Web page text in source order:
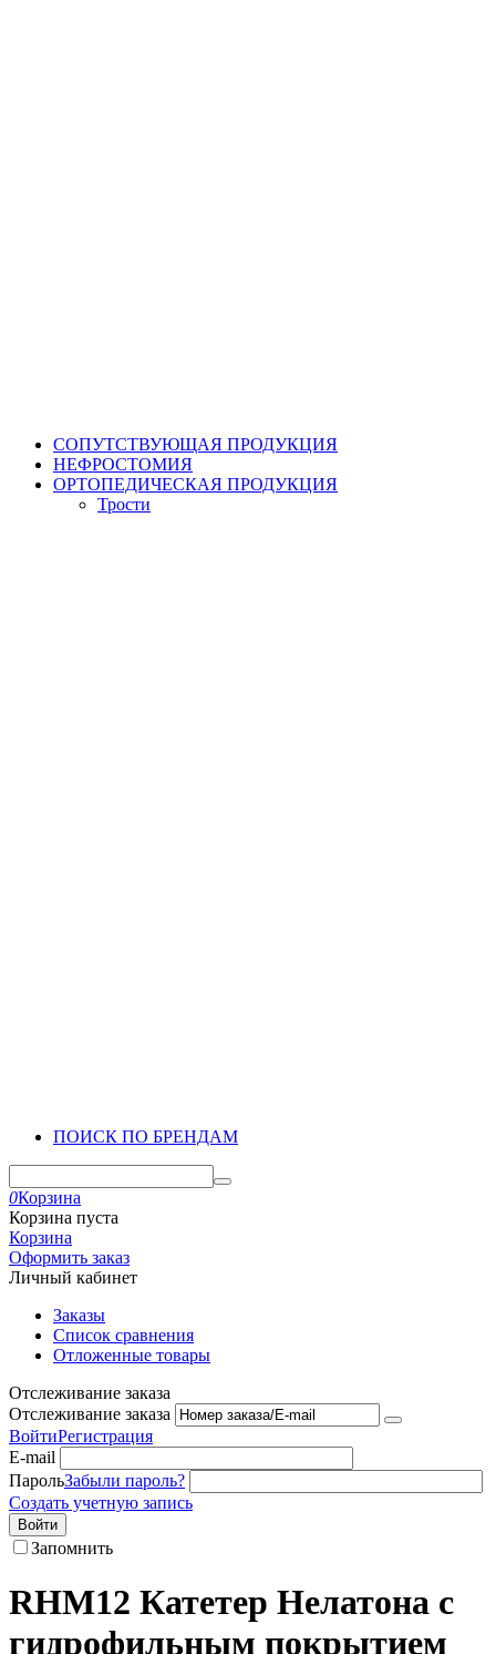
СОПУТСТВУЮЩАЯ ПРОДУКЦИЯ
НЕФРОСТОМИЯ
ОРТОПЕДИЧЕСКАЯ ПРОДУКЦИЯ
Трости
ПОИСК ПО БРЕНДАМ
0Корзина
Корзина пуста
Корзина
Оформить заказ
Личный кабинет
Заказы
Список сравнения
Отложенные товары
Отслеживание заказа
Отслеживание заказа
ВойтиРегистрация
E-mail
ПарольЗабыли пароль?
Создать учетную запись
Войти
Запомнить
RHM12 Катетер Нелатона с
гидрофильным покрытием